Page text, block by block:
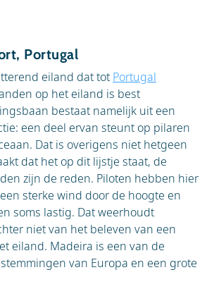
Portugal
eiland dat tot Portugal
op het eiland is best
bestaat namelijk uit een
een deel ervan steunt op pilaren
Dat is overigens niet hetgeen
dat het op dit lijstje staat, de
zijn de reden. Piloten hebben hier
sterke wind door de hoogte en
soms lastig. Dat weerhoudt
niet van het beleven van een
eiland. Madeira is een van de
van Europa en een grote